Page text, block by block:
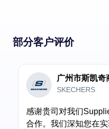
部分客户评价
广州市斯凯奇
SKECHERS
感谢贵司对我们
合作。我们深知您在